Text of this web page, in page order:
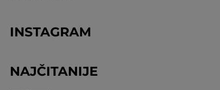
INSTAGRAM
NAJČITANIJE